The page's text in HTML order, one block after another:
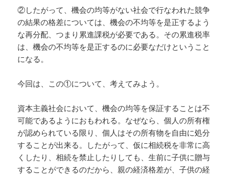
②したがって、機会の均等がない社会で行なわれた競争
の結果の格差については、機会の不均等を是正するよう
な再分配、つまり累進課税が必要である。その累進税率
は、機会の不均等を是正するのに必要なだけということ
になる。
今回は、この①について、考えてみよう。
資本主義社会において、機会の均等を保証することは不
可能であるようにおもわれる。なぜなら、個人の所有権
が認められている限り、個人はその所有物を自由に処分
することが出来る。したがって、仮に相続税を非常に高
くしたり、相続を禁止したりしても、生前に子供に贈与
することができるのだから、親の経済格差が、子供の経